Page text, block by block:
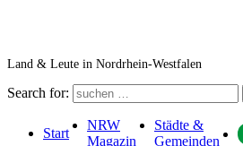
Land & Leute in Nordrhein-Westfalen
Search for:
Start
NRW
Magazin
Städte &
Gemeinden